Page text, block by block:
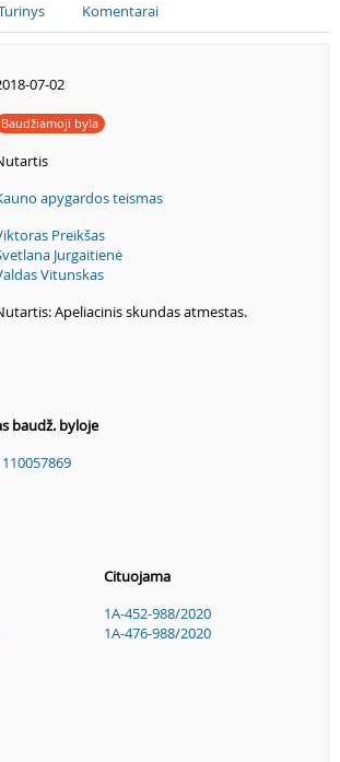
Komentarai
07-02
Baudžiamoji byla
apygardos teismas
Preikšas
Jurgaitienė
Vitunskas
Apeliacinis skundas atmestas.
baudž. byloje
110057869
Cituojama
1A-452-988/2020
1A-476-988/2020